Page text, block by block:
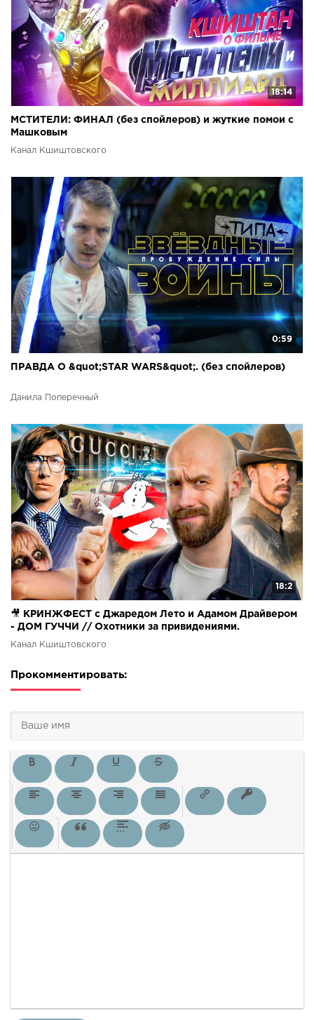
18:14
МСТИТЕЛИ: ФИНАЛ (без спойлеров) и жуткие помои с
Машковым
Канал Кшиштовского
0:59
ПРАВДА О &quot;STAR WARS&quot;. (без спойлеров)
Данила Поперечный
18:2
🎥 КРИНЖФЕСТ с Джаредом Лето и Адамом Драйвером
- ДОМ ГУЧЧИ // Охотники за привидениями.
Канал Кшиштовского
Прокомментировать: